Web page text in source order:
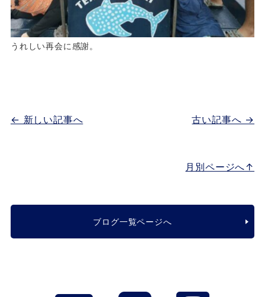
うれしい再会に感謝。
古い記事へ →
← 新しい記事へ
月別ページへ↑
ブログ一覧ページへ